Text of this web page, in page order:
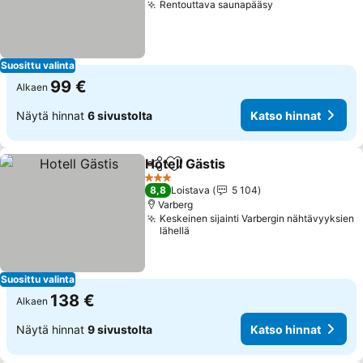
Suosittu valinta
Rentouttava saunapääsy
Alkaen 99 €
Näytä hinnat 6 sivustolta Katso hinnat
Suosittu valinta
Jaa Lisää suosikkeihin
Hotell Gästis
3 Tähtiluokitus
8,8 Loistava
5 104
Varberg
Keskeinen sijainti Varbergin nähtävyyksien
lähellä
Alkaen 138 €
Näytä hinnat 9 sivustolta Katso hinnat